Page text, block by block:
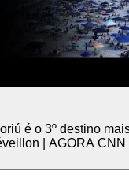
é o 3º destino
| AGORA CNN